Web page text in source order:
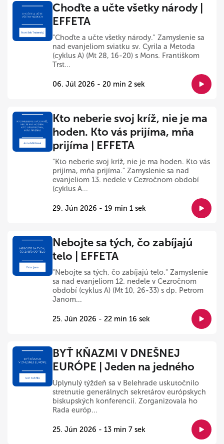
Choďte a učte všetky národy |
EFFETA
"Choďte a učte všetky národy." Zamyslenie sa
nad evanjeliom sviatku sv. Cyrila a Metoda
(cyklus A) (Mt 28, 16-20) s Mons. Františkom
Trst...
06. Júl 2026 - 20 min 2 sek
Kto neberie svoj kríž, nie je ma
hoden. Kto vás prijíma, mňa
prijíma | EFFETA
"Kto neberie svoj kríž, nie je ma hoden. Kto vás
prijíma, mňa prijíma." Zamyslenie sa nad
evanjeliom 13. nedele v Cezročnom období
(cyklus A...
29. Jún 2026 - 19 min 1 sek
Nebojte sa tých, čo zabíjajú
telo | EFFETA
"Nebojte sa tých, čo zabíjajú telo." Zamyslenie
sa nad evanjeliom 12. nedele v Cezročnom
období (cyklus A) (Mt 10, 26-33) s dp. Petrom
Janom...
25. Jún 2026 - 22 min 16 sek
BYŤ KŇAZMI V DNEŠNEJ
EURÓPE | Jeden na jedného
Uplynulý týždeň sa v Belehrade uskutočnilo
stretnutie generálnych sekretárov európskych
biskupských konferencií. Zorganizovala ho
Rada európ...
25. Jún 2026 - 13 min 7 sek